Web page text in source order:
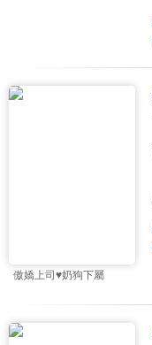
傲嬌上司♥奶狗下屬